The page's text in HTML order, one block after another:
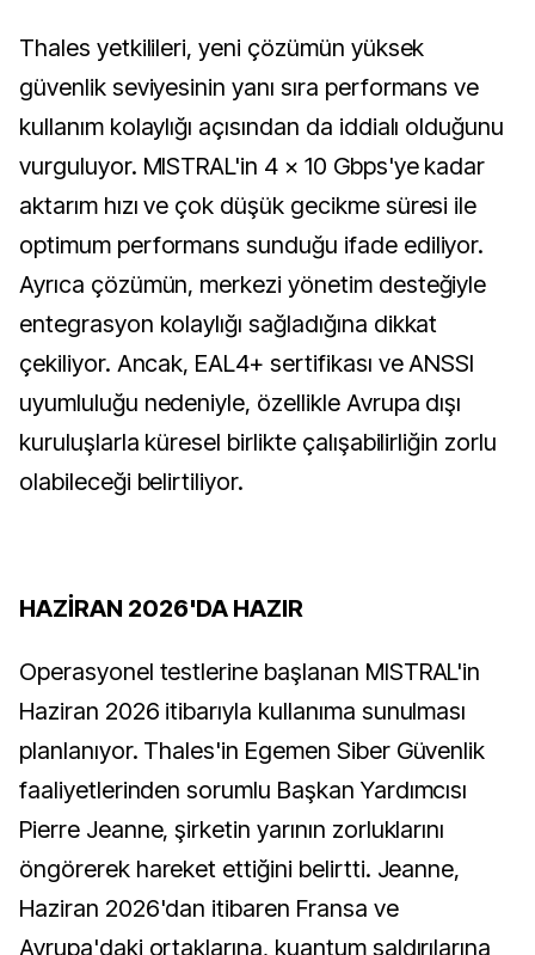
Thales yetkilileri, yeni çözümün yüksek
güvenlik seviyesinin yanı sıra performans ve
kullanım kolaylığı açısından da iddialı olduğunu
vurguluyor. MISTRAL'in 4 × 10 Gbps'ye kadar
aktarım hızı ve çok düşük gecikme süresi ile
optimum performans sunduğu ifade ediliyor.
Ayrıca çözümün, merkezi yönetim desteğiyle
entegrasyon kolaylığı sağladığına dikkat
çekiliyor. Ancak, EAL4+ sertifikası ve ANSSI
uyumluluğu nedeniyle, özellikle Avrupa dışı
kuruluşlarla küresel birlikte çalışabilirliğin zorlu
olabileceği belirtiliyor.
HAZİRAN 2026'DA HAZIR
Operasyonel testlerine başlanan MISTRAL'in
Haziran 2026 itibarıyla kullanıma sunulması
planlanıyor. Thales'in Egemen Siber Güvenlik
faaliyetlerinden sorumlu Başkan Yardımcısı
Pierre Jeanne, şirketin yarının zorluklarını
öngörerek hareket ettiğini belirtti. Jeanne,
Haziran 2026'dan itibaren Fransa ve
Avrupa'daki ortaklarına, kuantum saldırılarına